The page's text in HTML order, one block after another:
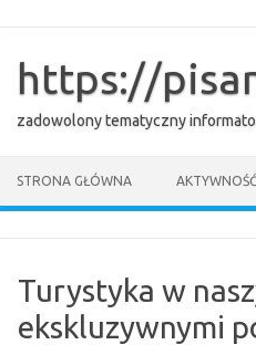
treścihttps://
zadowolony tematyczny
STRONA GŁÓWNA AKTYWNOŚĆ
Turystyka w
ekskluzywnymi